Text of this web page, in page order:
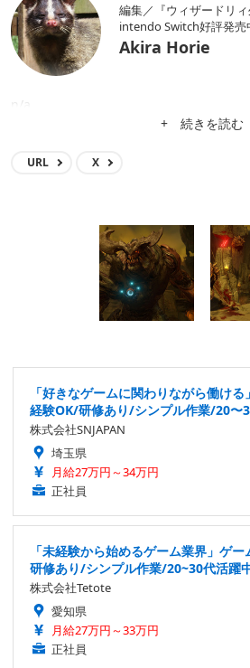
編集／『ウィザードリ
intendo Switch好評発売
Akira Horie
n/a
+ 続きを読む
URL X
「好きなゲームに関わりながら働け
経験OK/研修あり/シンプル作業/20〜
株式会社SNJAPAN
埼玉県
月給27万円～34万円
正社員
「未経験から始めるゲーム業界」ゲ
研修あり/シンプル作業/20~30代活躍
株式会社Tetote
愛知県
月給27万円～33万円
正社員